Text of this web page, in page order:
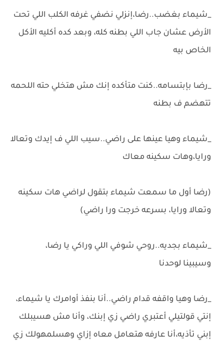
_شيماء بغضب..رضا،إنزلي نضفي غرفه الكلب اللي تحت
الأرض عشان جاب اللي بطنه كله، وبعد كده أكليه الأكل
الخاص بيه
_رضا بإبتسامه..كنت متأكده إنك مش هتخلي حته اللحمه
تتهضم ف بطنه
_شيماء وهيا عينها على راضي..سيب اللي ف إيدك وتعالا
ورايا،وهات سكينه معاك
(رضا أول ما سمعت شيماء بتقول لراضي هات سكينه
وتعالا ورايا، بسرعه خرجت ورا راضي)
_شيماء بجديه..روحي شوفي اللي وراكي يا رضا،
وسيبينا لوحدنا
_رضا وهيا واقفه قدام راضي..أنا بنفذ أوامرك يا شيماء،
إنتي قولتيلي أعتبري راضي زي إبنك، وأنا مش هسيبلك
إبني تأذيه،أنا عارفه هتعامل معاه إزاي وهسلمهولك زي